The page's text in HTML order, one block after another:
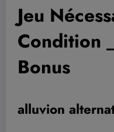
Jeu
Condition
Bonus
alluvion